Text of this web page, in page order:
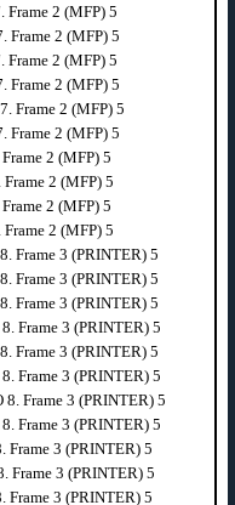
2 (MFP) 5
Frame 2 (MFP) 5
2 (MFP) 5
Frame 2 (MFP) 5
Frame 2 (MFP) 5
Frame 2 (MFP) 5
2 (MFP) 5
2 (MFP) 5
2 (MFP) 5
2 (MFP) 5
Frame 3 (PRINTER) 5
Frame 3 (PRINTER) 5
Frame 3 (PRINTER) 5
Frame 3 (PRINTER) 5
Frame 3 (PRINTER) 5
Frame 3 (PRINTER) 5
Frame 3 (PRINTER) 5
Frame 3 (PRINTER) 5
Frame 3 (PRINTER) 5
Frame 3 (PRINTER) 5
Frame 3 (PRINTER) 5